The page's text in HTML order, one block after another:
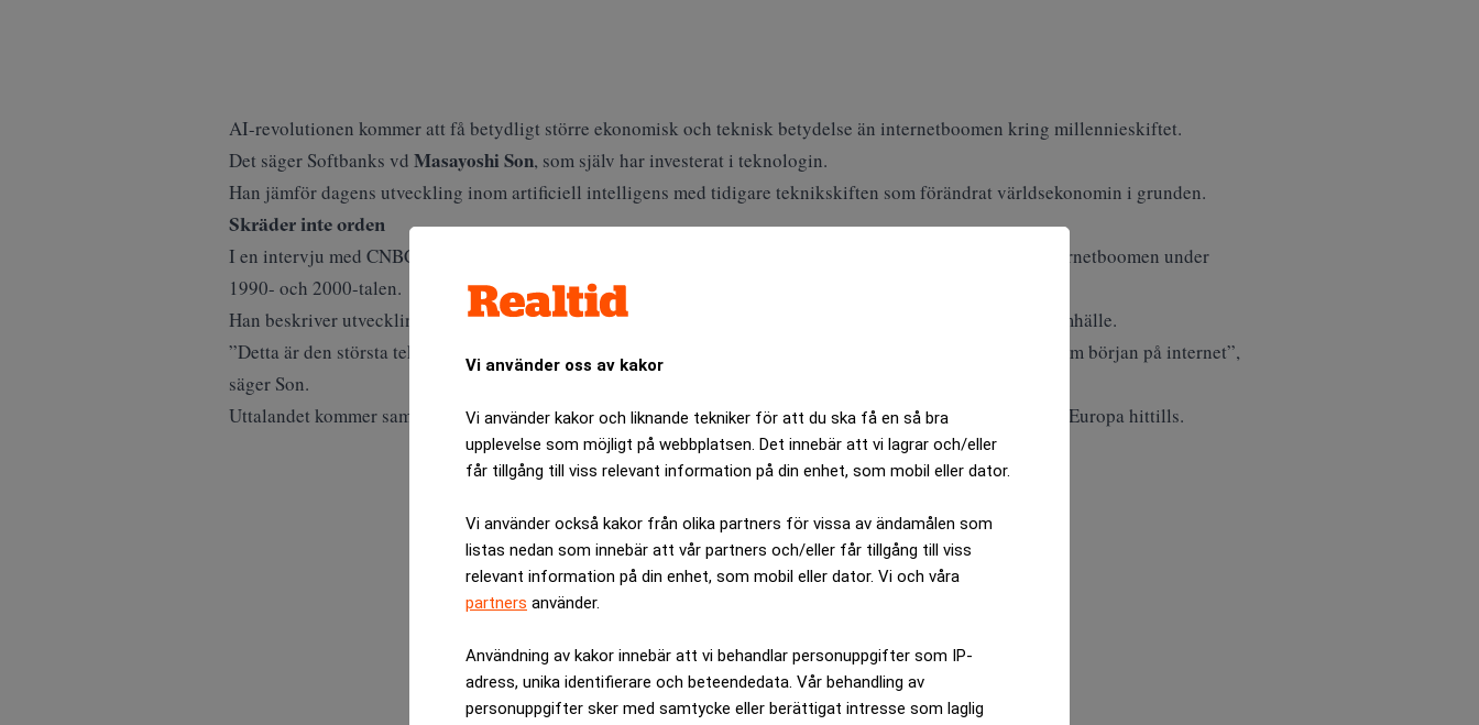
Vi använder oss av kakor
Vi använder kakor och liknande tekniker för att du ska få en så bra
upplevelse som möjligt på webbplatsen. Det innebär att vi lagrar och/eller
får tillgång till viss relevant information på din enhet, som mobil eller dator.
Vi använder också kakor från olika partners för vissa av ändamålen som
listas nedan som innebär att vår partners och/eller får tillgång till viss
relevant information på din enhet, som mobil eller dator. Vi och våra
partners använder.
Användning av kakor innebär att vi behandlar personuppgifter som IP-
adress, unika identifierare och beteendedata. Vår behandling av
personuppgifter sker med samtycke eller berättigat intresse som laglig
AI-revolutionen kommer att få betydligt större ekonomisk och teknisk betydelse än internetboomen kring millennieskiftet.
Det säger Softbanks vd Masayoshi Son, som själv har investerat i teknologin.
Han jämför dagens utveckling inomartificiell intelligens med tidigare teknikskiften som förändrat världsekonomin i grunden.
Skräder inte orden
I en intervju med CNBC
uppskattade Son att AI-revolutionen kan bli upp till 50 gånger större än it- och internetboomen under
1990- och 2000-talen.
Han beskriver utvecklingen som början på en ny era där AI får en avgörande roll för både näringsliv och samhälle.
”Detta är den största teknologiska revolutionen som mänskligheten någonsin upplevt, så det här är precis som början på internet”,
säger Son.
Uttalandet kommer samtidigt som den japanska investeringsjätten presenterar en av sina största satsningar i Europa hittills.
ANNONS